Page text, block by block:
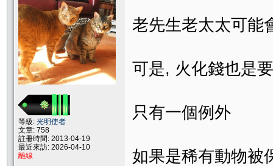
等級: 光明使者
文章: 758
註冊時間: 2013-04-19
最近來訪: 2026-04-10
離線
老先生老太太可能
可是, 火化錢也是
只有一個例外
如果是稀有動物被